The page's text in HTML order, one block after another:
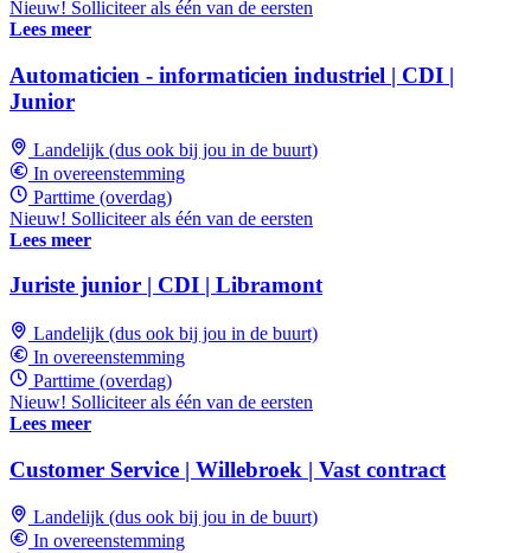
Nieuw! Solliciteer als één van de eersten
Lees meer
Automaticien - informaticien industriel | CDI |
Junior
Landelijk (dus ook bij jou in de buurt)
In overeenstemming
Parttime (overdag)
Nieuw! Solliciteer als één van de eersten
Lees meer
Juriste junior | CDI | Libramont
Landelijk (dus ook bij jou in de buurt)
In overeenstemming
Parttime (overdag)
Nieuw! Solliciteer als één van de eersten
Lees meer
Customer Service | Willebroek | Vast contract
Landelijk (dus ook bij jou in de buurt)
In overeenstemming